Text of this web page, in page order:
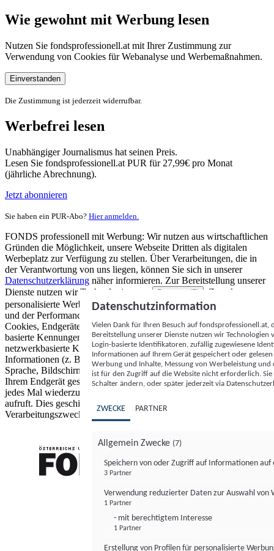
Wie gewohnt mit Werbung lesen
Nutzen Sie fondsprofessionell.at mit Ihrer Zustimmung zur
Verwendung von Cookies für Webanalyse und Werbemaßnahmen.
Einverstanden
Die Zustimmung ist jederzeit widerrufbar.
Werbefrei lesen
Unabhängiger Journalismus hat seinen Preis.
Lesen Sie fondsprofessionell.at PUR für 27,99€ pro Monat
(jährliche Abrechnung).
Jetzt abonnieren
Sie haben ein PUR-Abo? Hier anmelden.
FONDS professionell mit Werbung: Wir nutzen aus wirtschaftlichen
Gründen die Möglichkeit, unsere Webseite Dritten als digitalen
Werbeplatz zur Verfügung zu stellen. Über Verarbeitungen, die in
der Verantwortung von uns liegen, können Sie sich in unserer
Datenschutzerklärung näher informieren. Zur Bereitstellung unserer
Dienste nutzen wir Technologien von
Partnern (5)
. Zwecke:
personalisierte Werbung und Inhalte, Messung von Werbeleistung
und der Performance von Inhalten sowie Zielgruppenforschung.
Cookies, Endgeräte- oder ähnliche Online-Kennungen (z. B. login-
basierte Kennungen, zufällig generierte Kennungen,
netzwerkbasierte Kennungen) können zusammen mit anderen
Informationen (z. B. Browsertyp und Browserinformationen,
Sprache, Bildschirmgröße, unterstützte Technologien usw.) auf
Ihrem Endgerät gespeichert oder von dort ausgelesen werden, um es
jedes Mal wiederzuerkennen, wenn es eine App oder einer Webseite
aufruft. Dies geschieht für einen oder mehrere der hier aufgeführten
Verarbeitungszwecke.
Datenschutzinformation
Vielen Dank für Ihren Besuch auf
Bereitstellung unserer Dienste nutzen wir Technologien
Login-basierte Identifikatoren, zufällig zugewiesene
Informationen auf Ihrem Gerät gespeichert oder
Werbung und Inhalte, Messung von Werbeleistung
ist für den Zugriff auf die Website nicht erforderlich.
Schalter ändern, oder später jederzeit via
ZWECKE PARTNER
Allgemein Zwecke (7)
Speichern von oder Zugriff auf Informationen auf
3 Partner
Verwendung reduzierter Daten zur Auswahl von
1 Partner
- mit berechtigtem Interesse
1 Partner
Erstellung von Profilen für personalisierte
FONDS professionell